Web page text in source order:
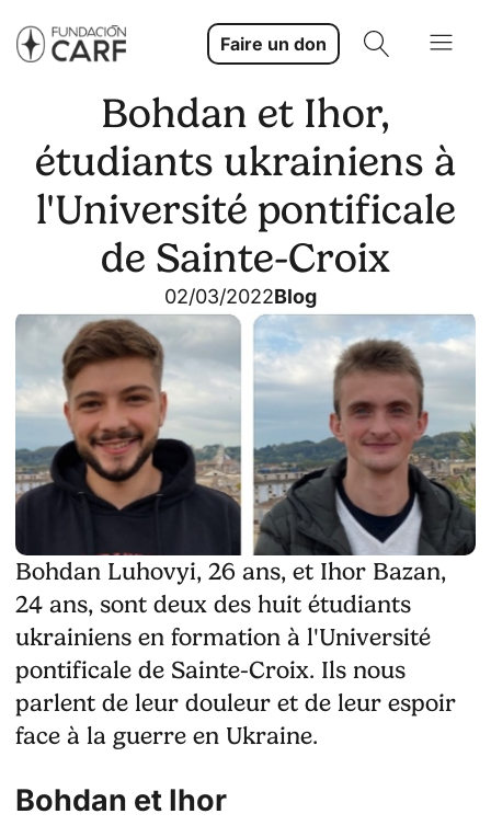
Faire un don
Bohdan et Ihor,
étudiants ukrainiens à
l'Université pontificale
de Sainte-Croix
02/03/2022Blog
Bohdan Luhovyi, 26 ans, et Ihor Bazan,
24 ans, sont deux des huit étudiants
ukrainiens en formation à l'Université
pontificale de Sainte-Croix. Ils nous
parlent de leur douleur et de leur espoir
face à la guerre en Ukraine.
Bohdan et Ihor